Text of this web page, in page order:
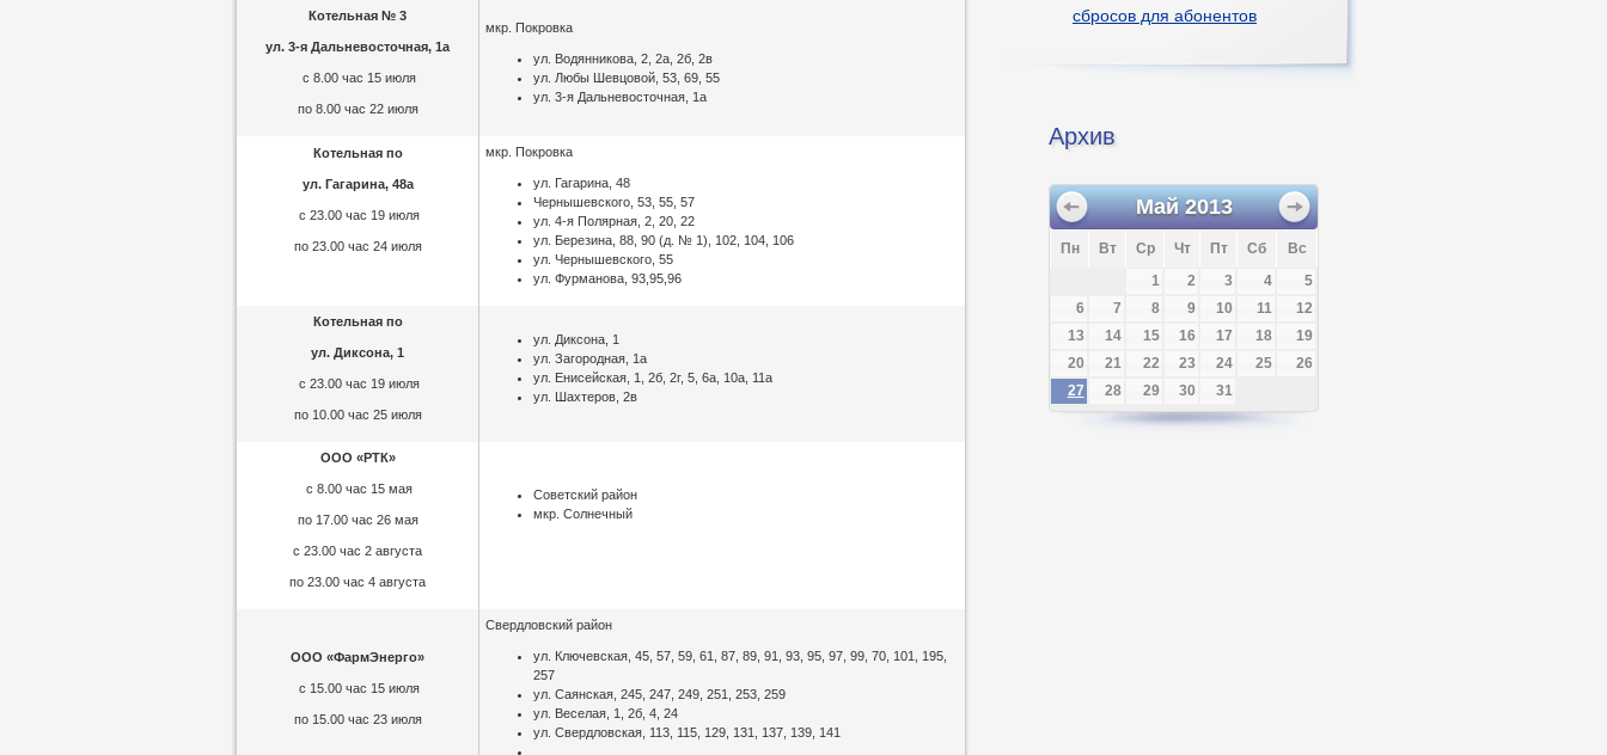
Котельная № 3
ул. 3-я Дальневосточная, 1а
с 8.00 час 15 июля
по 8.00 час 22 июля
мкр. Покровка
ул. Водянникова, 2, 2а, 2б, 2в
ул. Любы Шевцовой, 53, 69, 55
ул. 3-я Дальневосточная, 1а
Котельная по
ул. Гагарина, 48а
с 23.00 час 19 июля
по 23.00 час 24 июля
мкр. Покровка
ул. Гагарина, 48
Чернышевского, 53, 55, 57
ул. 4-я Полярная, 2, 20, 22
ул. Березина, 88, 90 (д. № 1), 102, 104, 106
ул. Чернышевского, 55
ул. Фурманова, 93,95,96
Котельная по
ул. Диксона, 1
с 23.00 час 19 июля
по 10.00 час 25 июля
ул. Диксона, 1
ул. Загородная, 1а
ул. Енисейская, 1, 2б, 2г, 5, 6а, 10а, 11а
ул. Шахтеров, 2в
ООО «РТК»
с 8.00 час 15 мая
по 17.00 час 26 мая
с 23.00 час 2 августа
по 23.00 час 4 августа
Советский район
мкр. Солнечный
ООО «ФармЭнерго»
с 15.00 час 15 июля
по 15.00 час 23 июля
Свердловский район
ул. Ключевская, 45, 57, 59, 61, 87, 89, 91, 93, 95, 97, 99, 70, 101, 195,
257
ул. Саянская, 245, 247, 249, 251, 253, 259
ул. Веселая, 1, 2б, 4, 24
ул. Свердловская, 113, 115, 129, 131, 137, 139, 141
сбросов для абонентов
Архив
Май 2013
Пн Вт Ср Чт Пт Сб
Вс
1
2 3 4
5
6
7 8 9 10 11
12
13
14 15 16 17 18
19
20
21 22 23 24 25
26
27
28 29 30 31